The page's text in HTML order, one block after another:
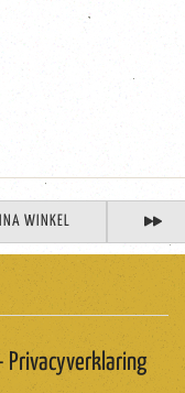
WINKEL
Privacyverklaring